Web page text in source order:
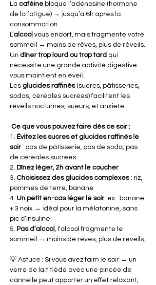
La caféine bloque l’adénosine (hormone
de la fatigue) → jusqu’à 6h après la
consommation.
L’alcool vous endort, mais fragmente votre
sommeil → moins de rêves, plus de réveils.
Un dîner trop lourd ou trop tard qui
nécessite une grande activité digestive
vous maintient en éveil.
Les glucides raffinés (sucres, pâtisseries,
sodas, céréales sucrées) facilitent les
réveils nocturnes, sueurs, et anxiété.
Ce que vous pouvez faire dès ce soir :
1. Évitez les sucres et glucides raffinés le
soir : pas de pâtisserie, pas de soda, pas
de céréales sucrées.
2. Dînez léger, 2h avant le coucher
3. Choisissez des glucides complexes : riz,
pommes de terre, banane
4. Un petit en-cas léger le soir. ex:  banane
+ 3 noix → idéal pour la mélatonine, sans
pic d’insuline.
5. Pas d’alcool, l'alcool fragmente le
sommeil → moins de rêves, plus de réveils.
💡 Astuce : Si vous avez faim le soir → un
verre de lait tiède avec une pincée de
cannelle peut apporter un effet relaxant,